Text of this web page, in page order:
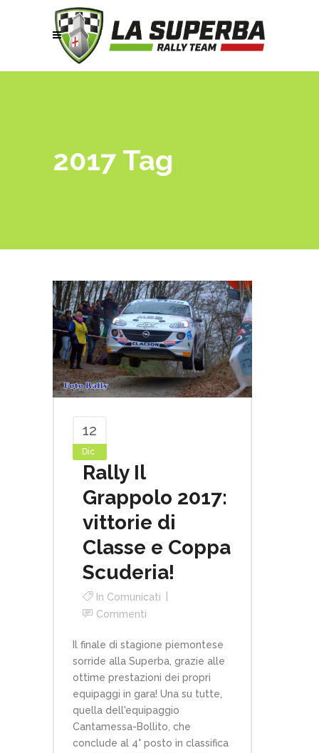
2017 Tag
12
Dic
Rally Il
Grappolo 2017:
vittorie di
Classe e Coppa
Scuderia!
In Comunicati
Commenti
Il finale di stagione piemontese
sorride alla Superba, grazie alle
ottime prestazioni dei propri
equipaggi in gara! Una su tutte,
quella dell'equipaggio
Cantamessa-Bollito, che
conclude al 4° posto in classifica